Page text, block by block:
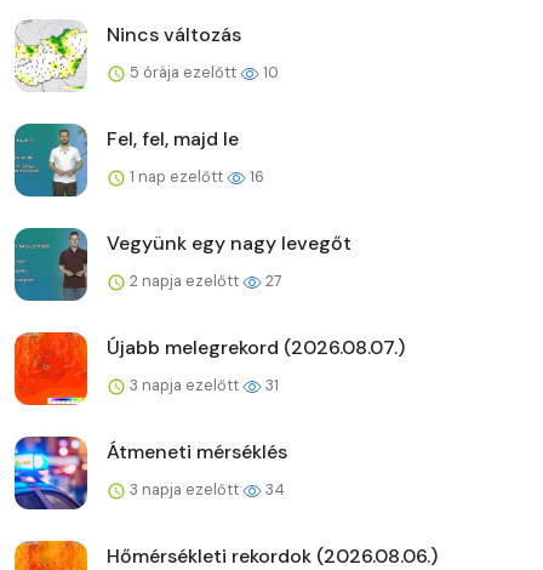
Nincs változás
5 órája ezelőtt 10
Fel, fel, majd le
1 nap ezelőtt 16
Vegyünk egy nagy levegőt
2 napja ezelőtt 27
Újabb melegrekord (2026.08.07.)
3 napja ezelőtt 31
Átmeneti mérséklés
3 napja ezelőtt 34
Hőmérsékleti rekordok (2026.08.06.)